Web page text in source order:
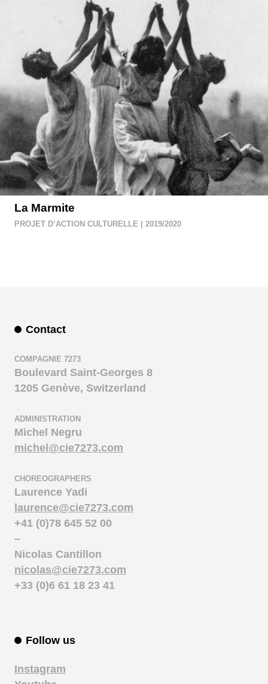
La Marmite
PROJET D’ACTION CULTURELLE | 2019/2020
Contact
COMPAGNIE 7273
Boulevard Saint-Georges 8
1205 Genève, Switzerland
ADMINISTRATION
Michel Negru
michel@cie7273.com
CHOREOGRAPHERS
Laurence Yadi
laurence@cie7273.com
+41 (0)78 645 52 00
–
Nicolas Cantillon
nicolas@cie7273.com
+33 (0)6 61 18 23 41
Follow us
Instagram